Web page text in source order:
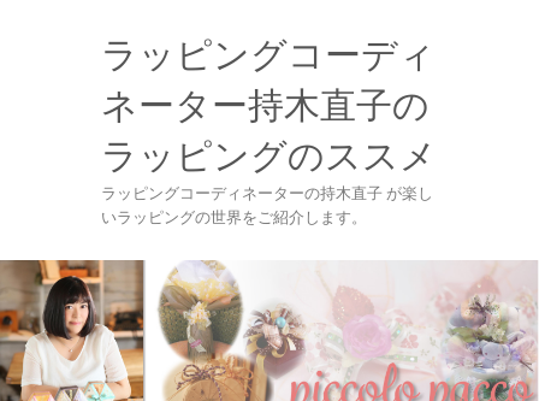
ラッピングコーディ
ネーター持木直子の
ラッピングのススメ
ラッピングコーディネーターの持木直子 が楽し
いラッピングの世界をご紹介します。